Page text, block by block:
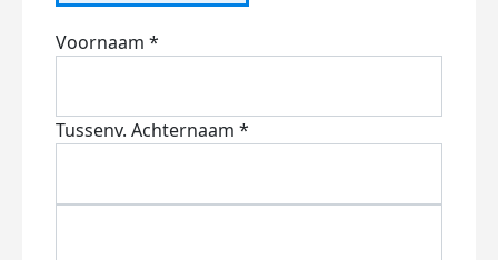
Voornaam *
Tussenv. Achternaam *